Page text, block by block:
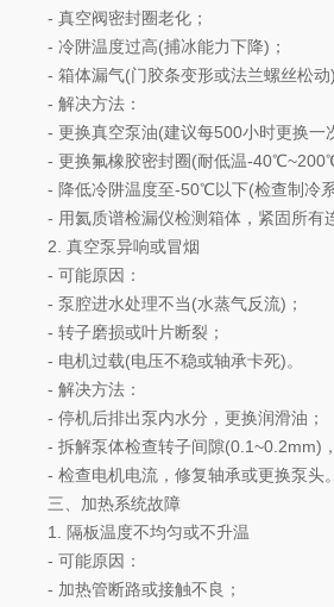
- 真空阀密封圈老化；
- 冷阱温度过高(捕冰能力下降)；
- 箱体漏气(门胶条变形或法兰螺丝松动)
- 解决方法：
- 更换真空泵油(建议每500小时更换一
- 更换氟橡胶密封圈(耐低温-
- 降低冷阱温度至-50℃以下(检查制冷系
- 用氦质谱检漏仪检测箱体，紧固所有连
2. 真空泵异响或冒烟
- 可能原因：
- 泵腔进水处理不当(水蒸气反流)；
- 转子磨损或叶片断裂；
- 电机过载(电压不稳或轴承卡死)。
- 解决方法：
- 停机后排出泵内水分，更换润滑油；
- 拆解泵体检查转子间隙(0.1~0.2mm)，
- 检查电机电流，修复轴承或更换泵头。
三、加热系统故障
1. 隔板温度不均匀或不升温
- 可能原因：
- 加热管断路或接触不良；